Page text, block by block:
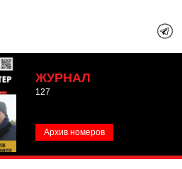
ЖУРНАЛ
127
Архив номеров